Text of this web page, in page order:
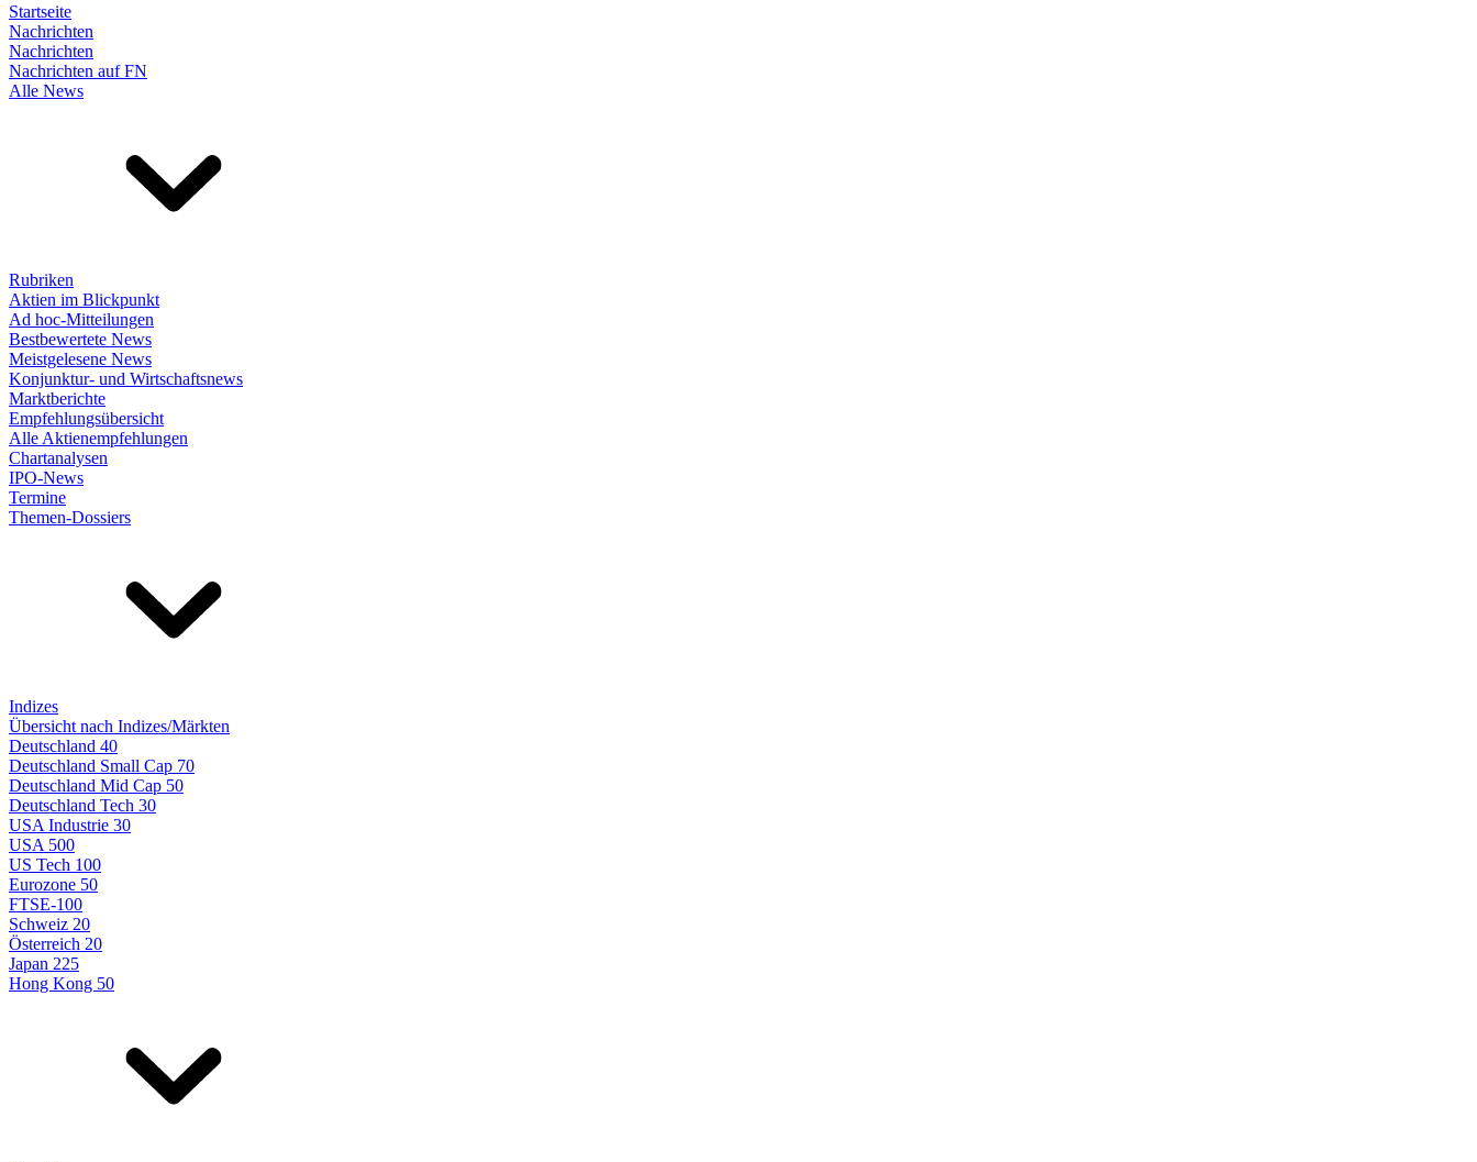
Startseite
Nachrichten
Nachrichten
Nachrichten auf FN
Alle News
Rubriken
Aktien im Blickpunkt
Ad hoc-Mitteilungen
Bestbewertete News
Meistgelesene News
Konjunktur- und Wirtschaftsnews
Marktberichte
Empfehlungsübersicht
Alle Aktienempfehlungen
Chartanalysen
IPO-News
Termine
Themen-Dossiers
Indizes
Übersicht nach Indizes/Märkten
Deutschland 40
Deutschland Small Cap 70
Deutschland Mid Cap 50
Deutschland Tech 30
USA Industrie 30
USA 500
US Tech 100
Eurozone 50
FTSE-100
Schweiz 20
Österreich 20
Japan 225
Hong Kong 50